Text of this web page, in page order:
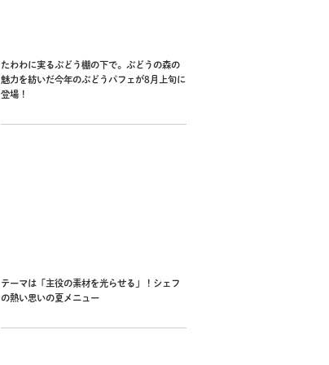
たわわに実るぶどう棚の下で。ぶどうの森の
魅力を紡いだ今年のぶどうパフェが8月上旬に
登場！
テーマは「主役の素材を光らせる」！シェフ
の熱い思いの夏メニュー